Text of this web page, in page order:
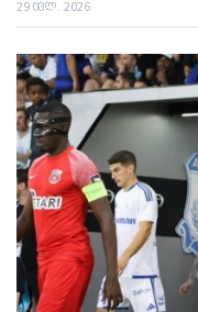
29 ივლ. 2026